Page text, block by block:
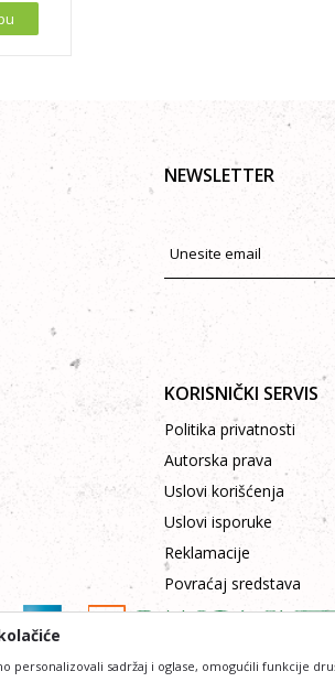
NEWSLETTER
KORISNIČKI SERVIS
Politika privatnosti
Autorska prava
Uslovi korišćenja
Uslovi isporuke
Reklamacije
Povraćaj sredstava
personalizovali sadržaj i oglase, omogućili funkcije